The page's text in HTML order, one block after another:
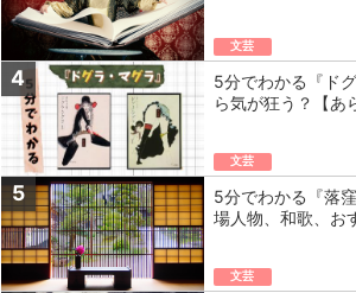
文芸
4
5分でわかる『ド
ら気が狂う？【あ
文芸
5
5分でわかる『落
場人物、和歌、お
文芸